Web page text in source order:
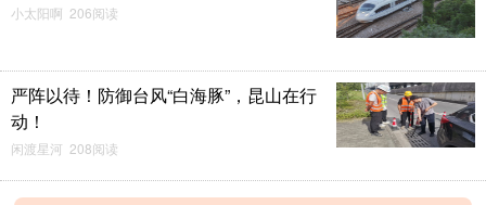
小太阳啊 206阅读
严阵以待！防御台风“白海豚”，昆山在行
动！
闲渡星河 208阅读